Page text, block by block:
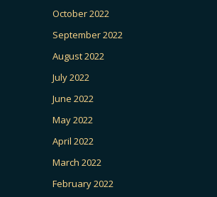
October 2022
September 2022
August 2022
July 2022
June 2022
May 2022
April 2022
March 2022
February 2022